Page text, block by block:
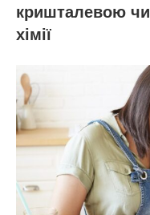
кришталевою
хімії